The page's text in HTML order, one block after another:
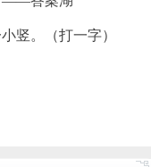
竖。（打一字）